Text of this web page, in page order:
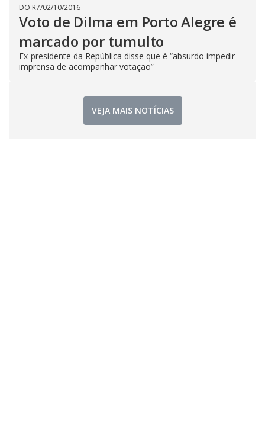
DO R7/02/10/2016
Voto de Dilma em Porto Alegre é
marcado por tumulto
Ex-presidente da República disse que é “absurdo impedir
imprensa de acompanhar votação”
VEJA MAIS NOTÍCIAS